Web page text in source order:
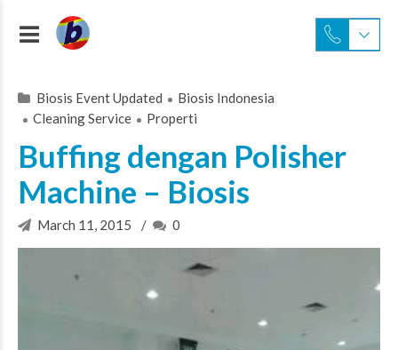
Biosis Event Updated
Biosis Indonesia
Cleaning Service
Properti
Buffing dengan Polisher
Machine – Biosis
March 11, 2015 0